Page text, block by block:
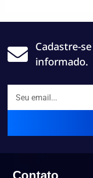
Cadastre-
informado.